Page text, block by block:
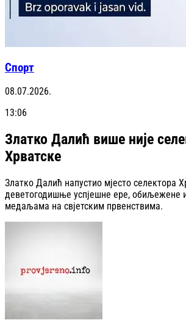
Спорт
08.07.2026.
13:06
Златко Далић више није
Хрватске
Златко Далић напустио мјесто селектора
деветогодишње успјешне ере, обиљежене
медаљама на свјетским првенствима.